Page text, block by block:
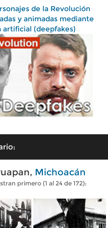
de la Revolución
y animadas mediante
artificial (deepfakes)
Michoacán
primero (1 al 24 de 172):